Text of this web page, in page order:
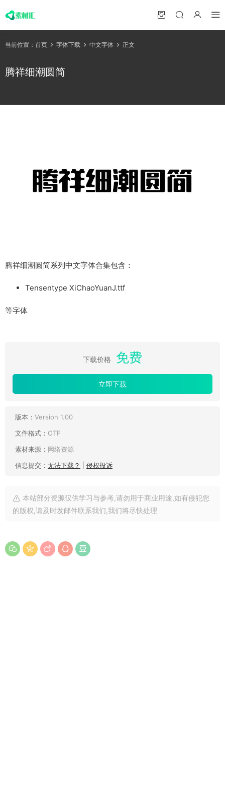
当前位置： 首页 字体下载 中文字体 正文
腾祥细潮圆简
腾祥细潮圆简系列中文字体合集包含：
Tensentype XiChaoYuanJ.ttf
等字体
下载价格 免费
立即下载
版本： Version 1.00
文件格式： OTF
素材来源： 网络资源
信息提交： 无法下载？ 侵权投诉
本站部分资源仅供学习与参考,请勿用于商业用途,如有侵犯您
的版权,请及时发邮件联系我们,我们将尽快处理